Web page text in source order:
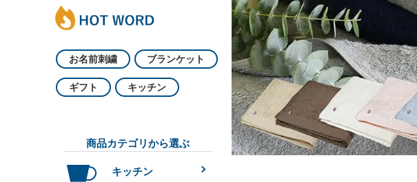
お名前刺繍 ブランケット
ギフト キッチン
商品カテゴリから選ぶ
キッチン